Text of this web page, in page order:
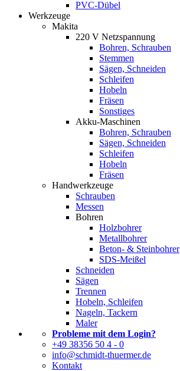
PVC-Dübel
Werkzeuge
Makita
220 V Netzspannung
Bohren, Schrauben
Stemmen
Sägen, Schneiden
Schleifen
Hobeln
Fräsen
Sonstiges
Akku-Maschinen
Bohren, Schrauben
Sägen, Schneiden
Schleifen
Hobeln
Fräsen
Handwerkzeuge
Schrauben
Messen
Bohren
Holzbohrer
Metallbohrer
Beton- & Steinbohrer
SDS-Meißel
Schneiden
Sägen
Trennen
Hobeln, Schleifen
Nageln, Tackern
Maler
Probleme mit dem Login?
+49 38356 50 4 - 0
info@schmidt-thuermer.de
Kontakt